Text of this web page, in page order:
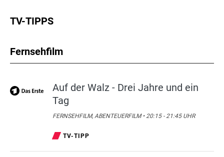
TV-TIPPS
Fernsehfilm
Auf der Walz - Drei Jahre und ein
Tag
FERNSEHFILM, ABENTEUERFILM • 20:15 - 21:45 UHR
TV-TIPP